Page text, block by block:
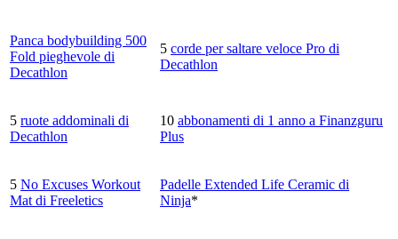
Panca bodybuilding 500
Fold pieghevole di
Decathlon
5 corde per saltare veloce Pro di
Decathlon
5 ruote addominali di
Decathlon
10 abbonamenti di 1 anno a Finanzguru
Plus
5 No Excuses Workout
Mat di Freeletics
Padelle Extended Life Ceramic di
Ninja*